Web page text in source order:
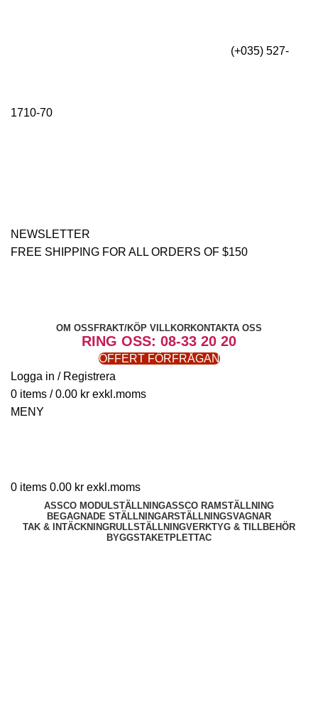
(+035) 527-
1710-70
NEWSLETTER
FREE SHIPPING FOR ALL ORDERS OF $150
OM OSS FRAKT/KÖP VILLKORKONTAKTA OSS
RING OSS: 08-33 20 20
OFFERT FÖRFRÅGAN
Logga in / Registrera
0 items / 0.00 kr
MENY
0 items 0.00 kr
ASSCO MODULSTÄLLNINGASSCO RAMSTÄLLNING
BEGAGNADE STÄLLNINGARSTÄLLNINGSVAGNAR
TAK & INTÄCKNINGRULLSTÄLLNINGVERKTYG & TILLBEHÖR
BYGGSTAKETPLETTAC